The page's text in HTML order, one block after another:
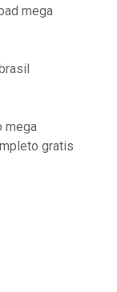
mega
mega
gratis